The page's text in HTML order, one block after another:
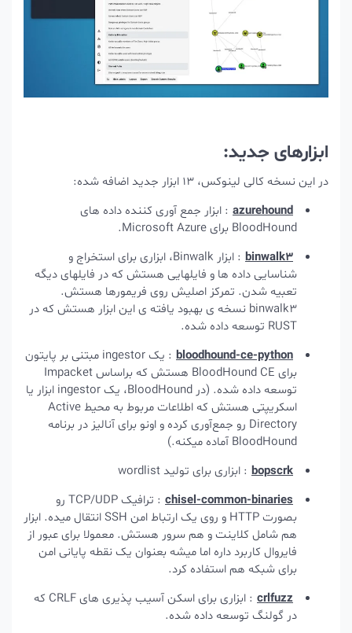
ابزارهای جدید:
در این نسخه کالی لینوکس، 13 ابزار جدید اضافه شده:
azurehound : ابزار جمع آوری کننده داده های
BloodHound برای Microsoft Azure.
binwalk3
: ابزار Binwalk، ابزاری برای استخراج و
شناسایی داده ها و فایلهایی هستش که در فایلهای دیگه
تعبیه شدن. تمرکز اصلیش روی فریمورها هستش.
binwalk3 نسخه ی بهبود یافته ی این ابزار هستش که در
RUST توسعه داده شده.
bloodhound-ce-python
: یک ingestor مبتنی بر پایتون
برای BloodHound CE هستش که براساس Impacket
توسعه داده شده. (در BloodHound، یک ingestor ابزار یا
اسکریپتی هستش که اطلاعات مربوط به محیط Active
Directory رو جمع‌آوری کرده و اونو برای آنالیز در برنامه
BloodHound آماده میکنه.)
bopscrk : ابزاری برای تولید wordlist
chisel-common-binaries
: ترافیک TCP/UDP رو
بصورت HTTP و روی یک ارتباط امن SSH انتقال میده. ابزار
هم شامل کلاینت و هم سرور هستش. معمولا برای عبور از
فایروال کاربرد داره اما میشه بعنوان یک نقطه پایانی امن
برای شبکه هم استفاده کرد.
crlfuzz
: ابزاری برای اسکن آسیب پذیری های CRLF که
در گولنگ توسعه داده شده.